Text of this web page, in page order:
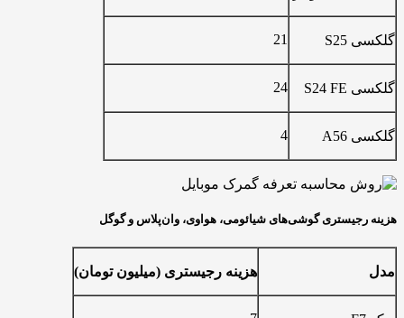
21
24
4
گوشی‌های شیائومی، هواوی، وان‌پلاس و گوگل
هزینه رجیستری (میلیون تومان)